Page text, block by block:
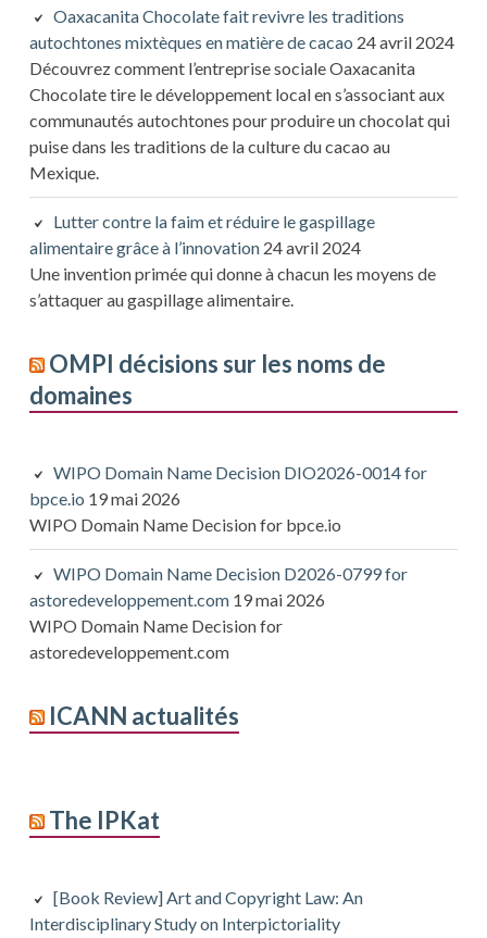
Oaxacanita Chocolate fait revivre les traditions
autochtones mixtèques en matière de cacao 24 avril 2024
Découvrez comment l’entreprise sociale Oaxacanita
Chocolate tire le développement local en s’associant aux
communautés autochtones pour produire un chocolat qui
puise dans les traditions de la culture du cacao au
Mexique.
Lutter contre la faim et réduire le gaspillage
alimentaire grâce à l’innovation 24 avril 2024
Une invention primée qui donne à chacun les moyens de
s’attaquer au gaspillage alimentaire.
OMPI décisions sur les noms de
domaines
WIPO Domain Name Decision DIO2026-0014 for
bpce.io 19 mai 2026
WIPO Domain Name Decision for bpce.io
WIPO Domain Name Decision D2026-0799 for
astoredeveloppement.com 19 mai 2026
WIPO Domain Name Decision for
astoredeveloppement.com
ICANN actualités
The IPKat
[Book Review] Art and Copyright Law: An
Interdisciplinary Study on Interpictoriality